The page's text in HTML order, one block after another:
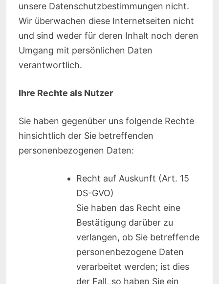
unsere Datenschutzbestimmungen nicht.
Wir überwachen diese Internetseiten nicht
und sind weder für deren Inhalt noch deren
Umgang mit persönlichen Daten
verantwortlich.
Ihre Rechte als Nutzer
Sie haben gegenüber uns folgende Rechte
hinsichtlich der Sie betreffenden
personenbezogenen Daten:
Recht auf Auskunft (Art. 15
DS-GVO)
Sie haben das Recht eine
Bestätigung darüber zu
verlangen, ob Sie betreffende
personenbezogene Daten
verarbeitet werden; ist dies
der Fall, so haben Sie ein